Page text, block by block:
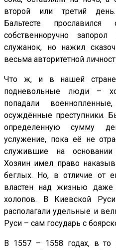
второй или третий день.
Бальтесте
собственноручно
служанок, но нажил
весьма авторитетной
Что ж, и в нашей стране
подневольные люди –
попадали
осуждённые преступники.
определенную сумму
услужение, пока её не
служившие на основании
Хозяин имел право
беглых. Но, в отличие от
властен над жизнью даже
холопов. В Киевской
располагали удельные и
Руси – сам государь с
В 1557 – 1558 годах, в